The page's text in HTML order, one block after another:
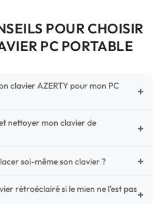
POUR CHOISIR
PC PORTABLE
clavier AZERTY pour mon PC
+
vérifiez trois points critiques sur
la disposition (AZERTY Français), la
des fixations (vis ou clips) au
nettoyer mon clavier de
+
la vie de vos touches.
Pour le nettoyage,
très légèrement humide.
soi-même son clavier ? +
et très économique ! La
rétroéclairé si le mien ne l'est pas+